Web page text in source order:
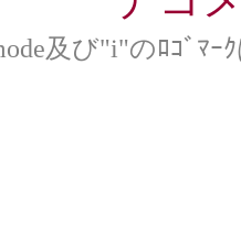
及び"i"のﾛｺﾞﾏｰ